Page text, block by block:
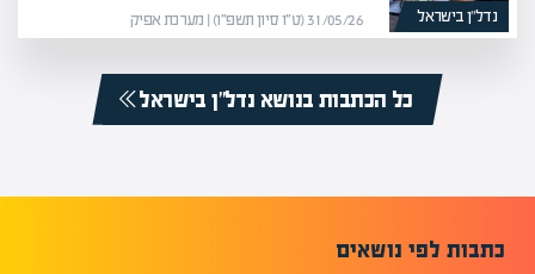
נדל”ן בישראל 31/05/26 (ט״ו סיון תשפ״ו) | מערכת אפיק
כל הכתבות בנושא נדל”ן בישראל
כתבות לפי נושאים